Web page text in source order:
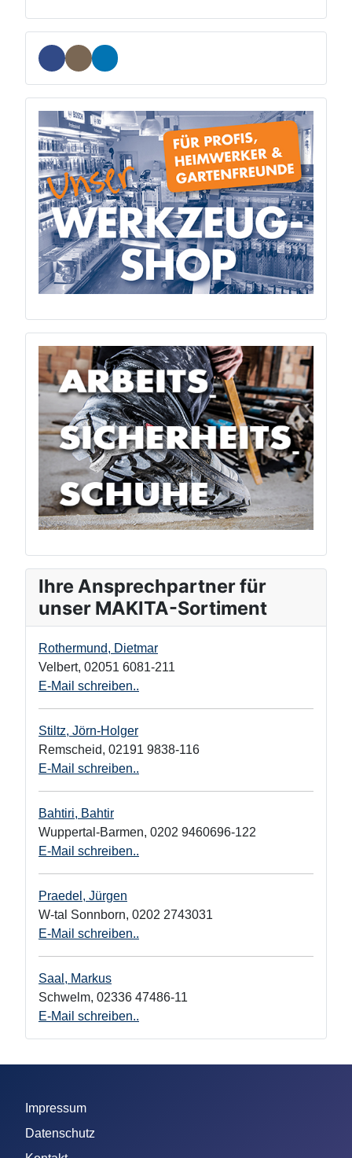
Ihre Ansprechpartner für
unser MAKITA-Sortiment
Rothermund, Dietmar
Velbert, 02051 6081-211
E-Mail schreiben..
Stiltz, Jörn-Holger
Remscheid, 02191 9838-116
E-Mail schreiben..
Bahtiri, Bahtir
Wuppertal-Barmen, 0202 9460696-122
E-Mail schreiben..
Praedel, Jürgen
W-tal Sonnborn, 0202 2743031
E-Mail schreiben..
Saal, Markus
Schwelm, 02336 47486-11
E-Mail schreiben..
Impressum
Datenschutz